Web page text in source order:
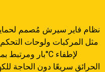
نظام فاير سيرش مُصمم
الحرائق سريعًا دون الحاجة